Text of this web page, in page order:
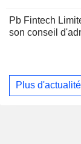
Pb Fintech
son conseil
Plus